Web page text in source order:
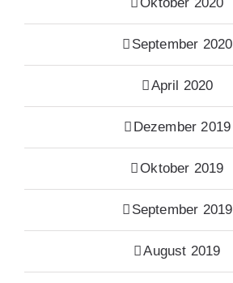
September 2020
April 2020
Dezember 2019
Oktober 2019
September 2019
August 2019